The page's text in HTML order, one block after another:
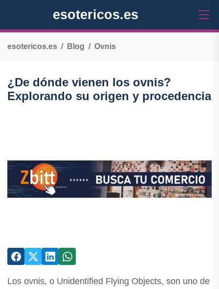
esotericos.es
esotericos.es Blog Ovnis
¿De dónde vienen los ovnis?
Explorando su origen y procedencia
Los ovnis, o Unidentified Flying Objects, son uno de